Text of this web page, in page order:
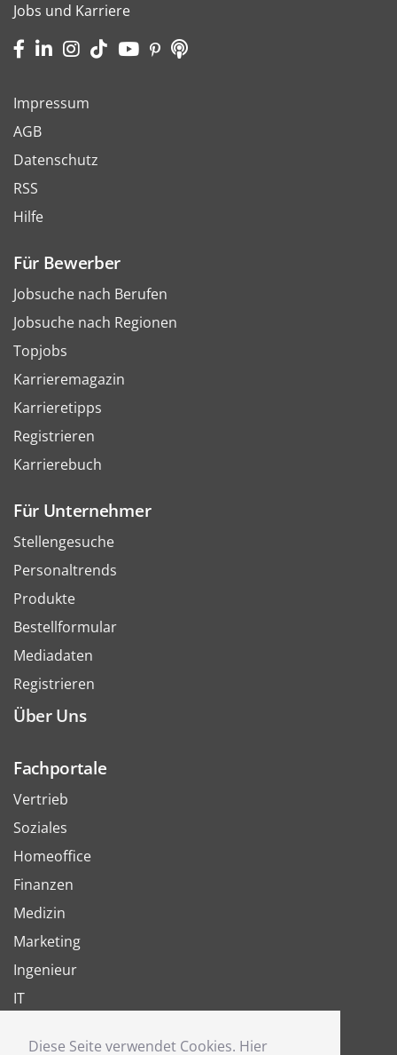
Diese Seite verwendet Cookies. Hier
Jobs und Karriere
Impressum
AGB
Datenschutz
RSS
Hilfe
Für Bewerber
Jobsuche nach Berufen
Jobsuche nach Regionen
Topjobs
Karrieremagazin
Karrieretipps
Registrieren
Karrierebuch
Für Unternehmer
Stellengesuche
Personaltrends
Produkte
Bestellformular
Mediadaten
Registrieren
Über Uns
Fachportale
Vertrieb
Soziales
Homeoffice
Finanzen
Medizin
Marketing
Ingenieur
IT